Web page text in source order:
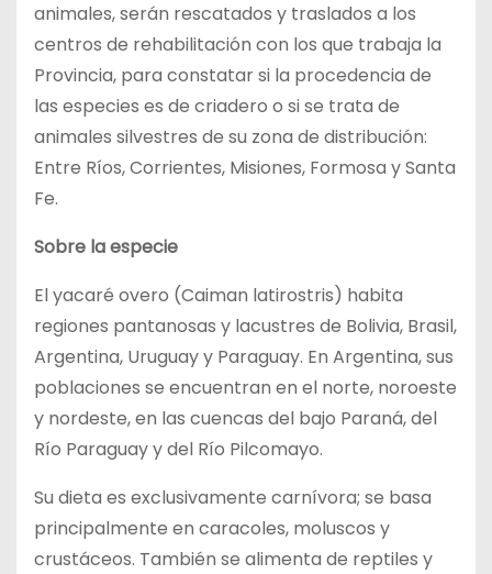
animales, serán rescatados y traslados a los
centros de rehabilitación con los que trabaja la
Provincia, para constatar si la procedencia de
las especies es de criadero o si se trata de
animales silvestres de su zona de distribución:
Entre Ríos, Corrientes, Misiones, Formosa y Santa
Fe.
Sobre la especie
El yacaré overo (Caiman latirostris) habita
regiones pantanosas y lacustres de Bolivia, Brasil,
Argentina, Uruguay y Paraguay. En Argentina, sus
poblaciones se encuentran en el norte, noroeste
y nordeste, en las cuencas del bajo Paraná, del
Río Paraguay y del Río Pilcomayo.
Su dieta es exclusivamente carnívora; se basa
principalmente en caracoles, moluscos y
crustáceos. También se alimenta de reptiles y